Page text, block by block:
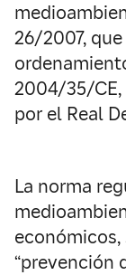
26/2007,
2004/35/
por el Real
La norma
“prevención